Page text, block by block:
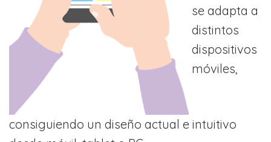
se adapta a
distintos
dispositivos
móviles,
consiguiendo un diseño actual e intuitivo